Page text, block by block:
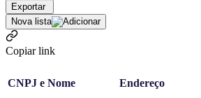
Exportar
Nova lista
Copiar link
CNPJ e Nome Endereço